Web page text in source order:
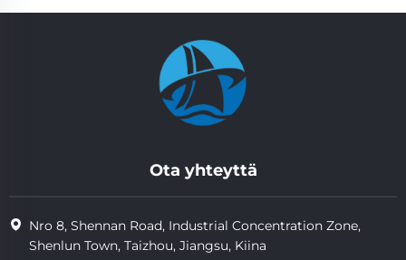
Ota yhteyttä
Nro 8, Shennan Road, Industrial Concentration Zone,
Shenlun Town, Taizhou, Jiangsu, Kiina